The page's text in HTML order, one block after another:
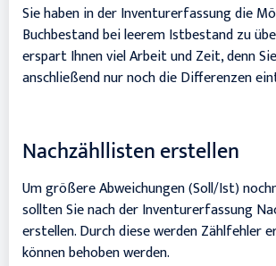
Sie haben in der Inventurerfassung die
Buchbestand bei leerem Istbestand zu
erspart Ihnen viel Arbeit und Zeit, denn
anschließend nur noch die Differenzen
Nachzähllisten erstellen
Um größere Abweichungen (Soll/Ist)
sollten Sie nach der Inventurerfassung
erstellen. Durch diese werden Zählfehler
können behoben werden.